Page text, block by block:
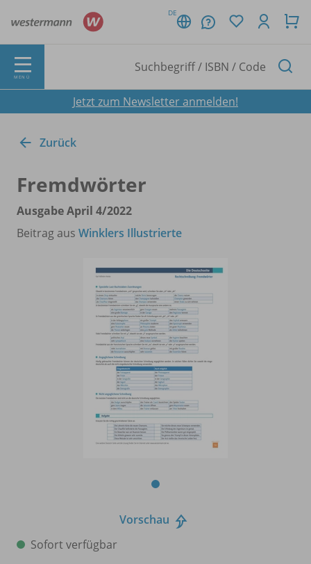
DE
MENÜ
Jetzt zum Newsletter anmelden!
Zurück
Fremdwörter
Ausgabe April 4/2022
Beitrag aus Winklers Illustrierte
Vorschau
Sofort verfügbar